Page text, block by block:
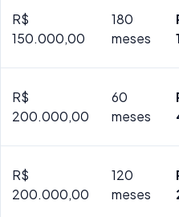
R$
150.000,00
180
meses
R$
200.000,00
60
meses
R$
200.000,00
120
meses